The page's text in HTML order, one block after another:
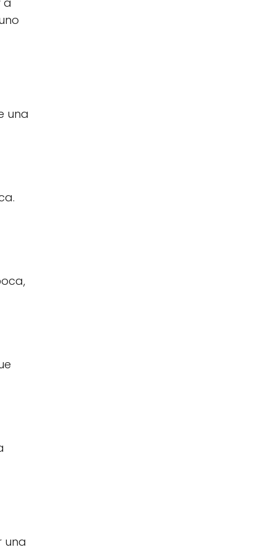
una
una